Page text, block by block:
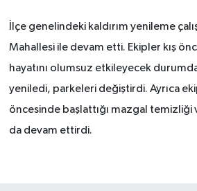
İlçe genelindeki kaldırım yenileme
Mahallesi ile devam etti. Ekipler kış
hayatını olumsuz etkileyecek
yeniledi, parkeleri değiştirdi. Ayrıca
öncesinde başlattığı mazgal temizliği
da devam ettirdi.